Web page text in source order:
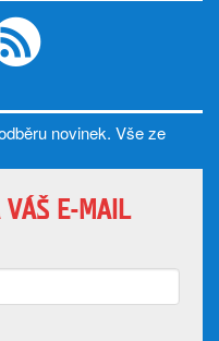
novinek. Vše ze
E-MAIL